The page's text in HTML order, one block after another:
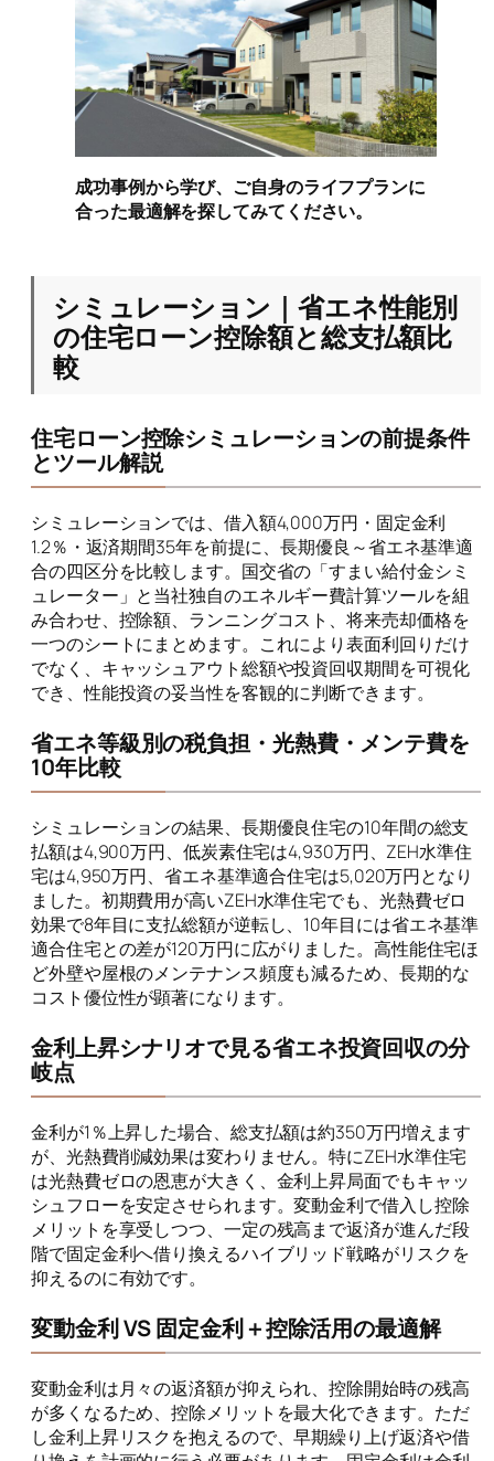
成功事例から学び、ご自身のライフプランに
合った最適解を探してみてください。
シミュレーション｜省エネ性能別
の住宅ローン控除額と総支払額比
較
住宅ローン控除シミュレーションの前提条件
とツール解説
シミュレーションでは、借入額4,000万円・固定金利
1.2％・返済期間35年を前提に、長期優良～省エネ基準適
合の四区分を比較します。国交省の「すまい給付金シミ
ュレーター」と当社独自のエネルギー費計算ツールを組
み合わせ、控除額、ランニングコスト、将来売却価格を
一つのシートにまとめます。これにより表面利回りだけ
でなく、キャッシュアウト総額や投資回収期間を可視化
でき、性能投資の妥当性を客観的に判断できます。
省エネ等級別の税負担・光熱費・メンテ費を
10年比較
シミュレーションの結果、長期優良住宅の10年間の総支
払額は4,900万円、低炭素住宅は4,930万円、ZEH水準住
宅は4,950万円、省エネ基準適合住宅は5,020万円となり
ました。初期費用が高いZEH水準住宅でも、光熱費ゼロ
効果で8年目に支払総額が逆転し、10年目には省エネ基準
適合住宅との差が120万円に広がりました。高性能住宅ほ
ど外壁や屋根のメンテナンス頻度も減るため、長期的な
コスト優位性が顕著になります。
金利上昇シナリオで見る省エネ投資回収の分
岐点
金利が1％上昇した場合、総支払額は約350万円増えます
が、光熱費削減効果は変わりません。特にZEH水準住宅
は光熱費ゼロの恩恵が大きく、金利上昇局面でもキャッ
シュフローを安定させられます。変動金利で借入し控除
メリットを享受しつつ、一定の残高まで返済が進んだ段
階で固定金利へ借り換えるハイブリッド戦略がリスクを
抑えるのに有効です。
変動金利 VS 固定金利＋控除活用の最適解
変動金利は月々の返済額が抑えられ、控除開始時の残高
が多くなるため、控除メリットを最大化できます。ただ
し金利上昇リスクを抱えるので、早期繰り上げ返済や借